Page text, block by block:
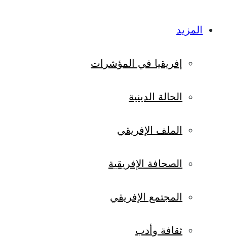
المزيد
إفريقيا في المؤشرات
الحالة الدينية
الملف الإفريقي
الصحافة الإفريقية
المجتمع الإفريقي
ثقافة وأدب